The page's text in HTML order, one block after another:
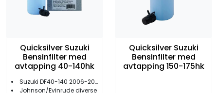
Quicksilver Suzuki
Bensinfilter med
avtapping 40-140hk
Suzuki DF40-140 2006-2012
Johnson/Evinrude diverse
Quicksilver Suzuki
Bensinfilter med
avtapping 150-175hk